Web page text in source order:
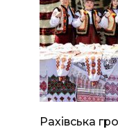
Рахівська